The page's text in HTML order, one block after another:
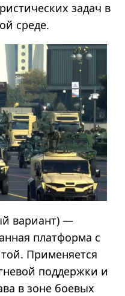
задач в
среде.
вариант) —
платформа с
Применяется
поддержки и
в зоне боевых